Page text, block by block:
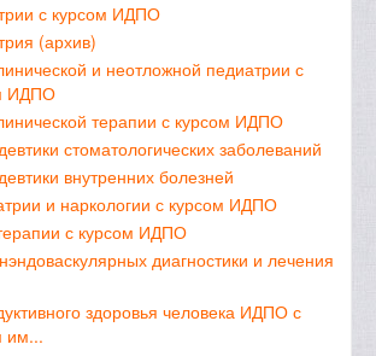
с курсом ИДПО
(архив)
и неотложной педиатрии с
ИДПО
терапии с курсом ИДПО
стоматологических заболеваний
внутренних болезней
и наркологии с курсом ИДПО
с курсом ИДПО
диагностики и лечения
здоровья человека ИДПО с
им...